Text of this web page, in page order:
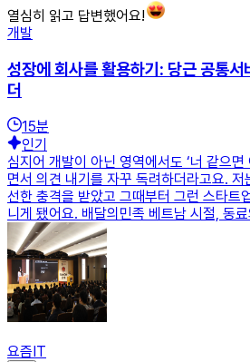
열심히 읽고 답변했어요!
개발
성장에 회사를 활용하기: 당근 공통서
더
15분
인기
심지어 개발이 아닌 영역에서도 ‘너 같으면
면서 의견 내기를 자꾸 독려하더라고요. 저
선한 충격을 받았고 그때부터 그런 스타트
니게 됐어요. 배달의민족 베트남 시절, 동
요즘IT